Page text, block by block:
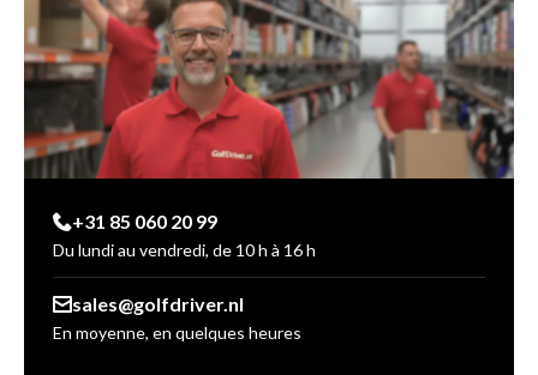
+31 85 060 20 99
Du lundi au vendredi, de 10 h à 16 h
sales@golfdriver.nl
En moyenne, en quelques heures